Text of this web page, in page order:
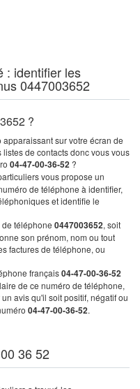
: identifier les
0447003652
?
sur votre écran de
de contacts donc vous vous
04-47-00-36-52 ?
vous propose un
de téléphone à identifier,
et identifie le
téléphone 0447003652, soit
son prénom, nom ou tout
factures de téléphone, ou
français04-47-00-36-52
de ce numéro de téléphone,
avis qu'il soit positif, négatif ou
04-47-00-36-52.
36 52